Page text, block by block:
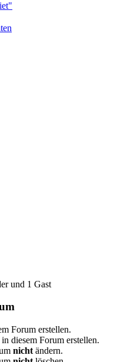
und 1 Gast
Forum erstellen.
diesem Forum erstellen.
nicht ändern.